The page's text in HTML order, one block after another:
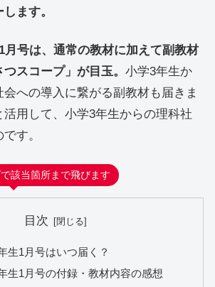
ます。
月号は、通常の教材に加えて副教材
スコープ」が目玉。 小学3年生か
会への導入に繋がる副教材も届きま
活用して、小学3年生からの理科社
す。
該当箇所まで飛びます
目次
生1月号はいつ届く？
生1月号の付録・教材内容の感想